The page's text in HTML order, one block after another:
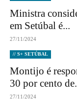
Ministra
em Setúbal é...
27/11/2024
// S+ SETÚBAL
Montijo é
30 por cento
27/11/2024